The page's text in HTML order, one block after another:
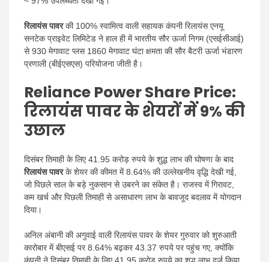
रिलायंस पावरकी 100% स्वामित्व वाली सहायक कंपनी रिलायंस एनयू
सनटेक प्राइवेट लिमिटेड ने हाल ही में भारतीय सौर ऊर्जा निगम (एसईसीआई)
से 930 मेगावाट प्लस 1860 मेगावाट घंटा क्षमता की सौर बैटरी ऊर्जा भंडारण
प्रणाली (बीईएसएस) परियोजना जीती है।
Reliance Power Share Price:
रिलायंस पावर के शेयरों में 9% की
उछाल
दिसंबर तिमाही के लिए 41.95 करोड़ रुपये के शुद्ध लाभ की घोषणा के बाद
रिलायंस पावरके शेयर की कीमत में 8.64% की उल्लेखनीय वृद्धि देखी गई,
जो पिछले साल के बड़े नुकसान से उबरने का संकेत है। राजस्व में गिरावट,
कम खर्च और पिछली तिमाही से असाधारण लाभ के बावजूद बदलाव में योगदान
दिया।
अनिल अंबानी की अगुवाई वाली रिलायंस पावर के शेयर गुरुवार को शुरुआती
कारोबार में बीएसई पर 8.64% बढ़कर 43.37 रुपये पर पहुंच गए, क्योंकि
कंपनी ने दिसंबर तिमाही के लिए 41.95 करोड़ रुपये का शुद्ध लाभ दर्ज किया